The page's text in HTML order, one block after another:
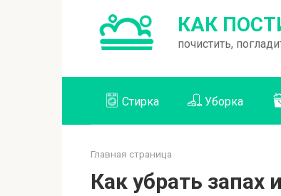
КАК
почистить,
Стирка Уборка
Главная страница
Как убрать запах